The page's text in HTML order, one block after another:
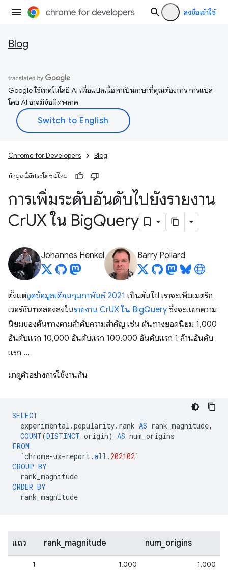
ลงชื่อเข้าใช้
Blog
Google ใช้เทคโนโลยี AI เพื่อแปลเนื้อหาเป็นภาษาที่คุณต้องการ การแปล
โดย AI อาจมีข้อผิดพลาด
Chrome for Developers Blog
ข้อมูลนี้มีประโยชน์ไหม
การเพิ่มระดับอันดับไปยังรายงาน
CrUX ใน BigQuery
Johannes Henkel Barry Pollard
ตั้งแต่ชุดข้อมูลเดือนกุมภาพันธ์ 2021 เป็นต้นไป เราจะเพิ่มเมตริก
เวอร์ชันทดลองลงในรายงาน CrUX ใน BigQuery ซึ่งจะแยกความ
นิยมของต้นทางตามลำดับความสำคัญ เช่น ต้นทางยอดนิยม 1,000
อันดับแรก 10,000 อันดับแรก 100,000 อันดับแรก 1 ล้านอันดับ
แรก ...
มาดูตัวอย่างการใช้งานกัน
SELECT
experimental .popularity. rank AS rank_magnitude,
COUNT(DISTINCT origin) AS num_origins
FROM
`chrome-ux-report.all . 202102`
GROUP BY
rank_magnitude
ORDER BY
rank_magnitude
แถว rank_magnitude num_origins
1 1,000
1,000